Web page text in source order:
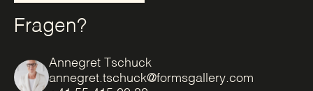
Fragen?
Annegret Tschuck
annegret.tschuck@formsgallery.com